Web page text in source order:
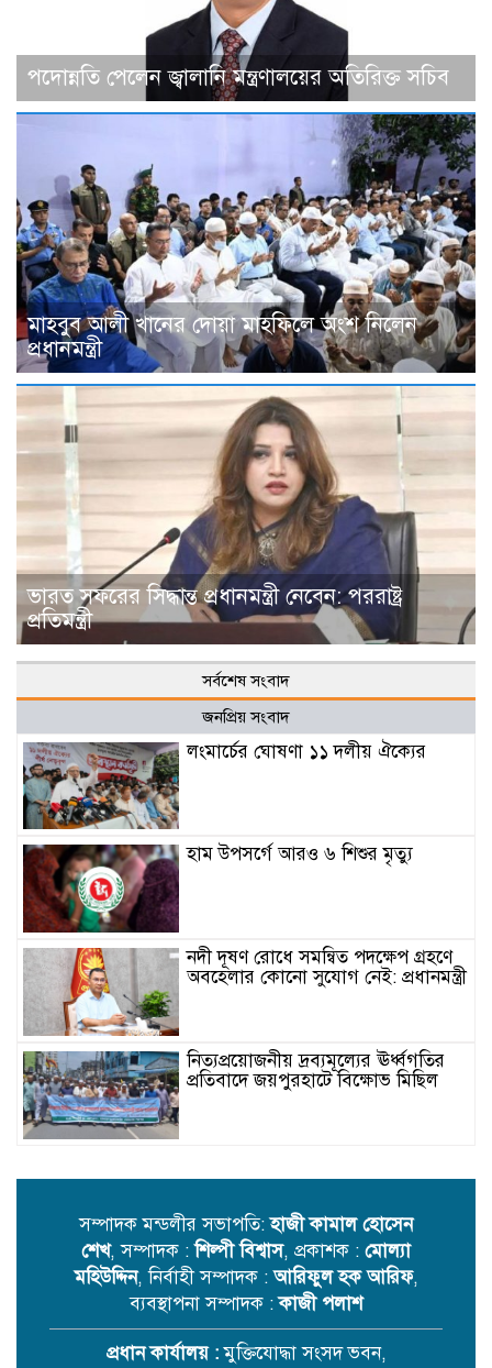
পদোন্নতি পেলেন জ্বালানি মন্ত্রণালয়ের অতিরিক্ত সচিব
মাহবুব আলী খানের দোয়া মাহফিলে অংশ নিলেন
প্রধানমন্ত্রী
ভারত সফরের সিদ্ধান্ত প্রধানমন্ত্রী নেবেন: পররাষ্ট্র
প্রতিমন্ত্রী
সর্বশেষ সংবাদ
জনপ্রিয় সংবাদ
লংমার্চের ঘোষণা ১১ দলীয় ঐক্যের
হাম উপসর্গে আরও ৬ শিশুর মৃত্যু
নদী দূষণ রোধে সমন্বিত পদক্ষেপ গ্রহণে
অবহেলার কোনো সুযোগ নেই: প্রধানমন্ত্রী
নিত্যপ্রয়োজনীয় দ্রব্যমূল্যের ঊর্ধ্বগতির
প্রতিবাদে জয়পুরহাটে বিক্ষোভ মিছিল
স্বাভাবিক হবে: জ্বালানি মন্ত্রী
রাষ্ট্রপতি নির্বাচনে ভোটার কারা
সম্পাদক মন্ডলীর সভাপতি:হাজী কামাল হোসেন
শেখ, সম্পাদক :শিল্পী বিশ্বাস, প্রকাশক : মোল্যা
মহিউদ্দিন, নির্বাহী সম্পাদক :আরিফুল হক আরিফ,
ব্যবস্থাপনা সম্পাদক :কাজী পলাশ
প্রধান কার্যালয় :মুক্তিযোদ্ধা সংসদ ভবন,